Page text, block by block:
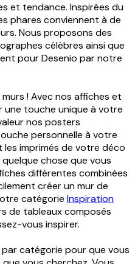
et tendance. Inspirées du
phares conviennent à de
Nous proposons des
célèbres ainsi que
pour Desenio par notre
! Avec nos affiches et
une touche unique à votre
nos posters
personnelle à votre
les imprimés de votre déco
chose que vous
différentes combinées
créer un mur de
catégorie Inspiration
de tableaux composés
vous inspirer.
catégorie pour que vous